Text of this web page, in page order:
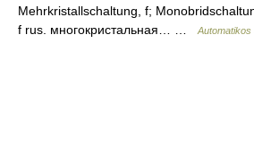
Mehrkristallschaltung, f;
f rus. многокристальная… …